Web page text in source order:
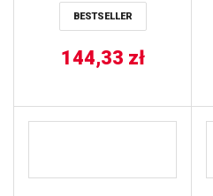
BESTSELLER
144,33 zł